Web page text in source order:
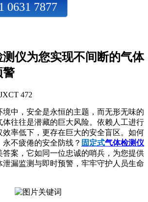
0631 7877
测仪为您实现不间断的气体
警
JXCT 472
中，安全是永恒的主题，而无形无味的
体往往是潜藏的巨大风险。依赖人工进行
效率低下，更存在巨大的安全盲区。如何
不疲倦的安全防线？ 固定式气体检测仪
答案，它如同一位忠诚的哨兵，为您提供
漏监测与即时预警，牢牢守护人员生命